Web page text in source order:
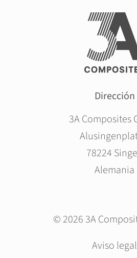
Dirección
3A Composites
78224
Alemania
© 2026 3A
Aviso legal